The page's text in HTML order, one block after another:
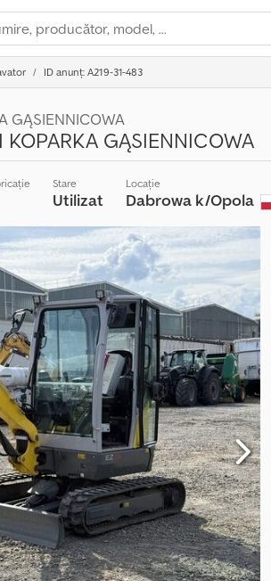
ID anunț: A219-31-483
GĄSIENNICOWA
KOPARKA GĄSIENNICOWA
Stare
Utilizat
Locație
Dabrowa k/Opola